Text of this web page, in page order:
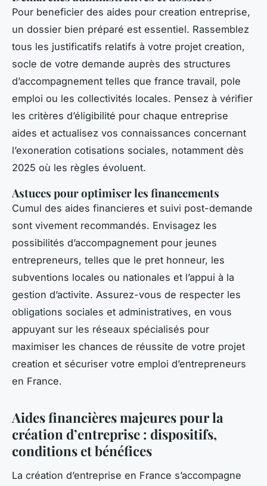
Pour beneficier des aides pour creation entreprise,
un dossier bien préparé est essentiel. Rassemblez
tous les justificatifs relatifs à votre projet creation,
socle de votre demande auprès des structures
d’accompagnement telles que france travail, pole
emploi ou les collectivités locales. Pensez à vérifier
les critères d’éligibilité pour chaque entreprise
aides et actualisez vos connaissances concernant
l’exoneration cotisations sociales, notamment dès
2025 où les règles évoluent.
Astuces pour optimiser les financements
Cumul des aides financieres et suivi post-demande
sont vivement recommandés. Envisagez les
possibilités d’accompagnement pour jeunes
entrepreneurs, telles que le pret honneur, les
subventions locales ou nationales et l’appui à la
gestion d’activite. Assurez-vous de respecter les
obligations sociales et administratives, en vous
appuyant sur les réseaux spécialisés pour
maximiser les chances de réussite de votre projet
creation et sécuriser votre emploi d’entrepreneurs
en France.
Aides financières majeures pour la
création d’entreprise : dispositifs,
conditions et bénéfices
La création d’entreprise en France s’accompagne